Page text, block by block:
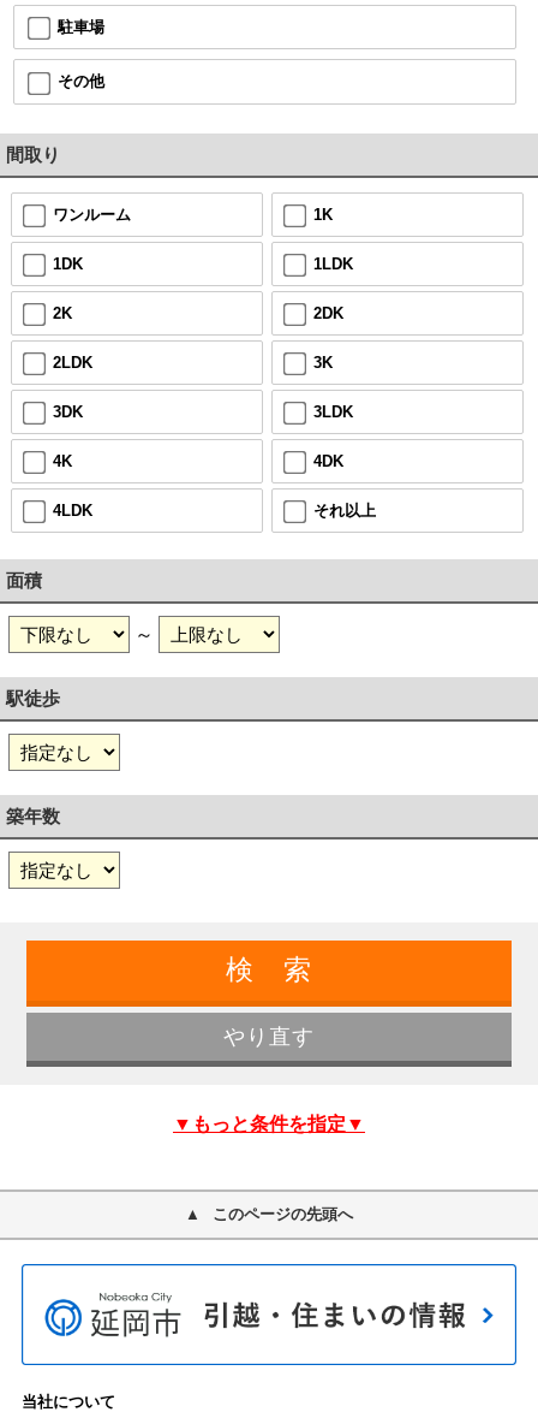
駐車場
その他
間取り
ワンルーム 1K
1DK 1LDK
2K 2DK
2LDK 3K
3DK 3LDK
4K 4DK
4LDK それ以上
面積
～
駅徒歩
築年数
▼もっと条件を指定▼
このページの先頭へ
当社について